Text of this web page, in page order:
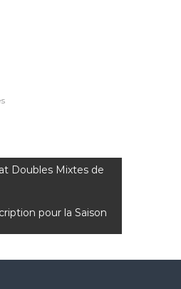
Doubles Mixtes de
pour la Saison